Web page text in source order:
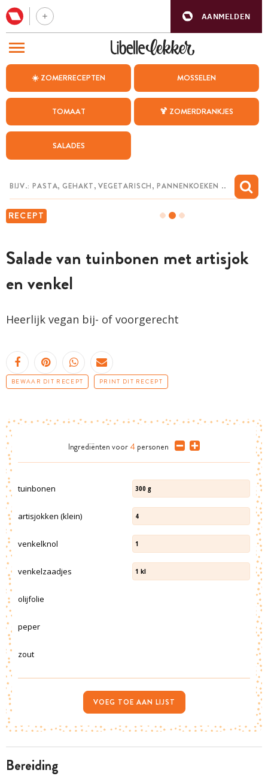
AANMELDEN
☀️ ZOMERRECEPTEN MOSSELEN
TOMAAT 🍹 ZOMERDRANKJES
SALADES
RECEPT
Salade van tuinbonen met artisjok
en venkel
Heerlijk vegan bij- of voorgerecht
BEWAAR DIT RECEPT PRINT DIT RECEPT
bereiding
Ingrediënten voor 4 personen
tuinbonen 300 g
artisjokken (klein) 4
venkelknol 1
venkelzaadjes 1 kl
olijfolie
peper
zout
VOEG TOE AAN LIJST
BEZOEK ONZE ANDERE WEBSITES
WEEKMENU
CHAT MET MAIA
MIJN BEWAARDE RECEPTEN